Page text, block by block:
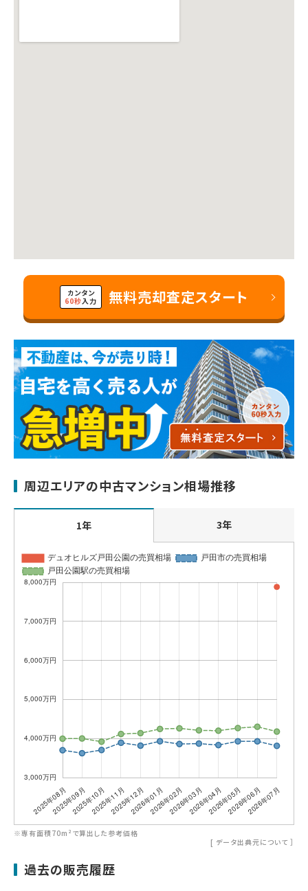
カンタン
60秒入力 無料売却査定スタート
周辺エリアの中古マンション相場推移
1年 3年
※専有面積70m²で算出した参考価格
[ データ出典元について ］
過去の販売履歴